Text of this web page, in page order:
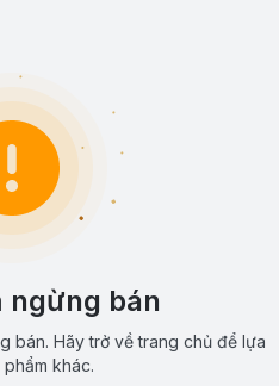
ngừng bán
bán. Hãy trở về trang chủ để lựa
khác.